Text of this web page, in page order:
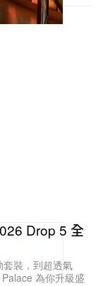
Drop 5 全
裝，到超透氣
為你升級盛